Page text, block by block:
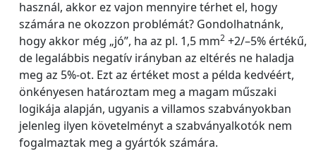
használ, akkor ez vajon mennyire térhet el, hogy
számára ne okozzon problémát? Gondolhatnánk,
hogy akkor még „jó”, ha az pl. 1,5 mm2 +2/–5% értékű,
de legalábbis negatív irányban az eltérés ne haladja
meg az 5%-ot. Ezt az értéket most a példa kedvéért,
önkényesen határoztam meg a magam műszaki
logikája alapján, ugyanis a villamos szabványokban
jelenleg ilyen követelményt a szabványalkotók nem
fogalmaztak meg a gyártók számára.